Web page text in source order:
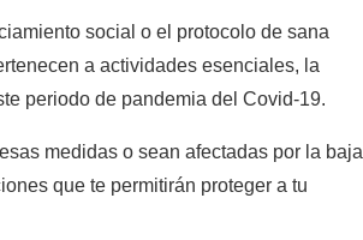
social o el protocolo de sana
a actividades esenciales, la
periodo de pandemia del Covid-19.
medidas o sean afectadas por la baja
que te permitirán proteger a tu